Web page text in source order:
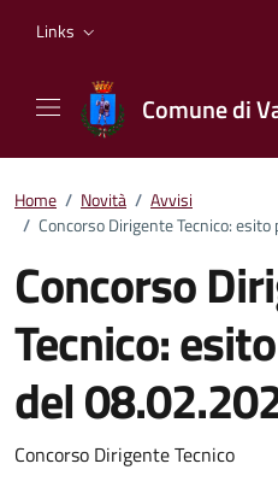
Links
Comune di
Home / Novità / Avvisi
/ Concorso Dirigente Tecnico:
Concorso
Tecnico:
del
Dettagli della
Concorso Dirigente Tecnico